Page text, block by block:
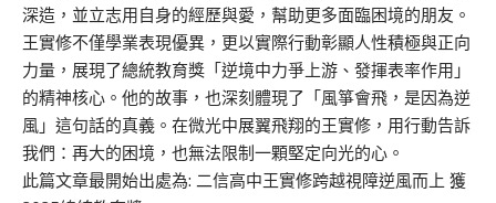
深造，並立志用自身的經歷與愛，幫助更多面臨困境的朋友。
王實修不僅學業表現優異，更以實際行動彰顯人性積極與正向
力量，展現了總統教育獎「逆境中力爭上游、發揮表率作用」
的精神核心。他的故事，也深刻體現了「風箏會飛，是因為逆
風」這句話的真義。在微光中展翼飛翔的王實修，用行動告訴
我們：再大的困境，也無法限制一顆堅定向光的心。
此篇文章最開始出處為: 二信高中王實修跨越視障逆風而上 獲